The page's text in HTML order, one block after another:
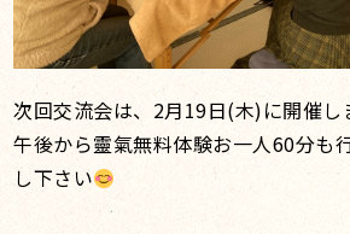
次回交流会は、2月19日(木)に開催し
午後から靈氣無料体験お一人60分も
し下さい